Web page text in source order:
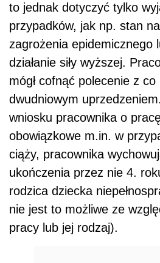
to jednak dotyczyć tylko
przypadków, jak np. stan
zagrożenia epidemicznego
działanie siły wyższej.
mógł cofnąć polecenie z co
dwudniowym
wniosku pracownika o
obowiązkowe m.in. w
ciąży, pracownika
ukończenia przez nie 4.
rodzica dziecka
nie jest to możliwe ze
pracy lub jej rodzaj).